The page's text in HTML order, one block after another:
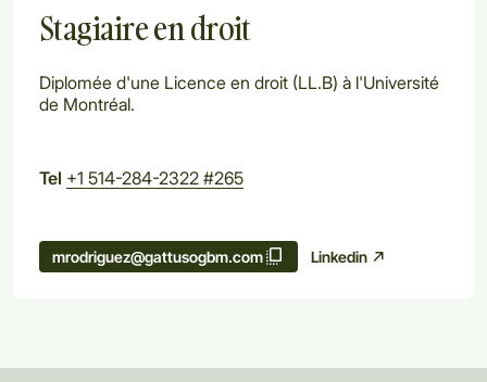
Stagiaire en droit
Diplomée d'une Licence en droit (LL.B) à l'Université
de Montréal.
Tel +1 514-284-2322 #265
mrodriguez@gattusogbm.com Linkedin